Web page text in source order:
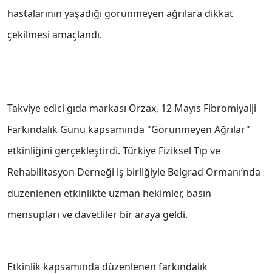
hastalarının yaşadığı görünmeyen ağrılara dikkat
çekilmesi amaçlandı.
Takviye edici gıda markası Orzax, 12 Mayıs Fibromiyalji
Farkındalık Günü kapsamında "Görünmeyen Ağrılar"
etkinliğini gerçekleştirdi. Türkiye Fiziksel Tıp ve
Rehabilitasyon Derneği iş birliğiyle Belgrad Ormanı’nda
düzenlenen etkinlikte uzman hekimler, basın
mensupları ve davetliler bir araya geldi.
Etkinlik kapsamında düzenlenen farkındalık